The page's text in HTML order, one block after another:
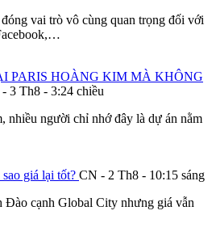
vai trò vô cùng quan trọng đối với
PARIS HOÀNG KIM MÀ KHÔNG
3 Th8 - 3:24 chiều
nhiều người chỉ nhớ đây là dự án nằm
giá lại tốt? CN - 2 Th8 - 10:15 sáng
Đào cạnh Global City nhưng giá vẫn